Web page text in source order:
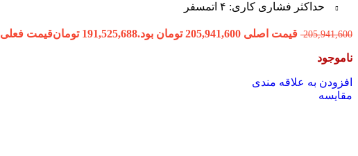
حداکثر فشاری کاری: ۴ اتمسفر
205,941,600 قیمت اصلی 205,941,600 تومان بود. 191,525,688 تومانقیمت فعلی 191,525,688 تومان است.
ناموجود
افزودن به علاقه مندی
مقایسه